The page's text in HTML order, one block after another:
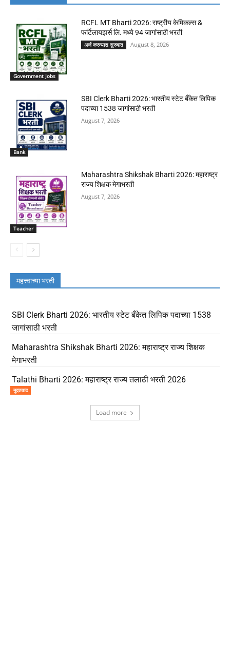
Government Jobs
RCFL MT Bharti 2026: राष्ट्रीय केमिकल्स &
फर्टिलायझर्स लि. मध्ये 94 जागांसाठी भरती
अर्ज करण्यास सुरुवात August 8, 2026
Bank
SBI Clerk Bharti 2026: भारतीय स्टेट बँकेत लिपिक
पदाच्या 1538 जागांसाठी भरती
August 7, 2026
Teacher
Maharashtra Shikshak Bharti 2026: महाराष्ट्र
राज्य शिक्षक मेगाभरती
August 7, 2026
महत्त्वाच्या भरती
SBI Clerk Bharti 2026: भारतीय स्टेट बँकेत लिपिक पदाच्या 1538
जागांसाठी भरती
Maharashtra Shikshak Bharti 2026: महाराष्ट्र राज्य शिक्षक
मेगाभरती
Talathi Bharti 2026: महाराष्ट्र राज्य तलाठी भरती 2026
मुदतवाढ
Load more